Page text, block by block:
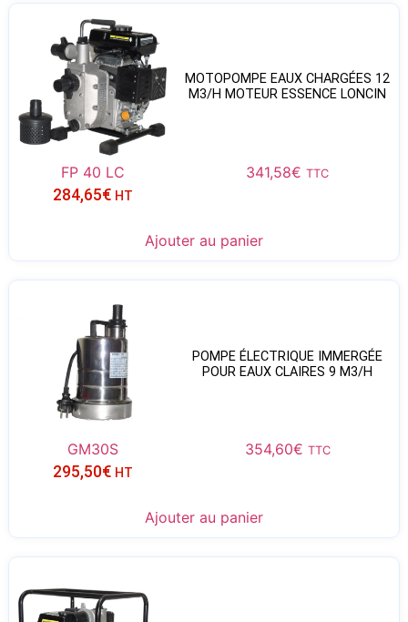
MOTOPOMPE EAUX CHARGÉES 12
M3/H MOTEUR ESSENCE LONCIN
FP 40 LC 341,58€ TTC
284,65€ HT
Ajouter au panier
POMPE ÉLECTRIQUE IMMERGÉE
POUR EAUX CLAIRES 9 M3/H
GM30S 354,60€ TTC
295,50€ HT
Ajouter au panier